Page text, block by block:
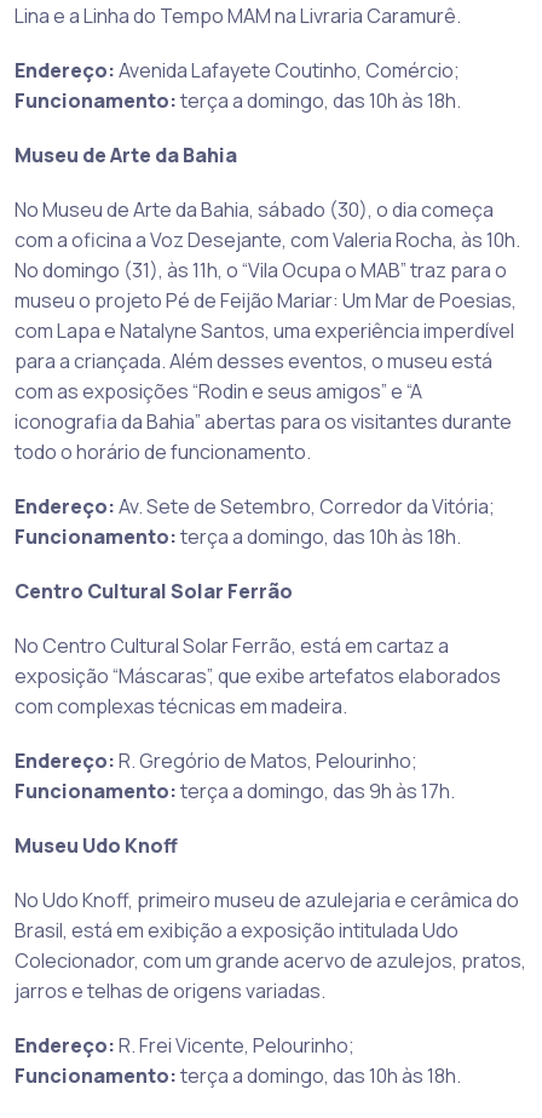
Lina e a Linha do Tempo MAM na Livraria Caramurê.
Endereço:Avenida Lafayete Coutinho, Comércio;
Funcionamento:terça a domingo, das 10h às 18h.
Museu de Arte da Bahia
No Museu de Arte da Bahia, sábado (30), o dia começa
com a oficina a Voz Desejante, com Valeria Rocha, às 10h.
No domingo (31), às 11h, o “Vila Ocupa o MAB” traz para o
museu o projeto Pé de Feijão Mariar: Um Mar de Poesias,
com Lapa e Natalyne Santos, uma experiência imperdível
para a criançada. Além desses eventos, o museu está
com as exposições “Rodin e seus amigos” e “A
iconografia da Bahia” abertas para os visitantes durante
todo o horário de funcionamento.
Endereço:Av. Sete de Setembro, Corredor da Vitória;
Funcionamento:terça a domingo, das 10h às 18h.
Centro Cultural Solar Ferrão
No Centro Cultural Solar Ferrão, está em cartaz a
exposição “Máscaras”, que exibe artefatos elaborados
com complexas técnicas em madeira.
Endereço:R. Gregório de Matos, Pelourinho;
Funcionamento:terça a domingo, das 9h às 17h.
Museu Udo Knoff
No Udo Knoff, primeiro museu de azulejaria e cerâmica do
Brasil, está em exibição a exposição intitulada Udo
Colecionador, com um grande acervo de azulejos, pratos,
jarros e telhas de origens variadas.
Endereço:R. Frei Vicente, Pelourinho;
Funcionamento:terça a domingo, das 10h às 18h.